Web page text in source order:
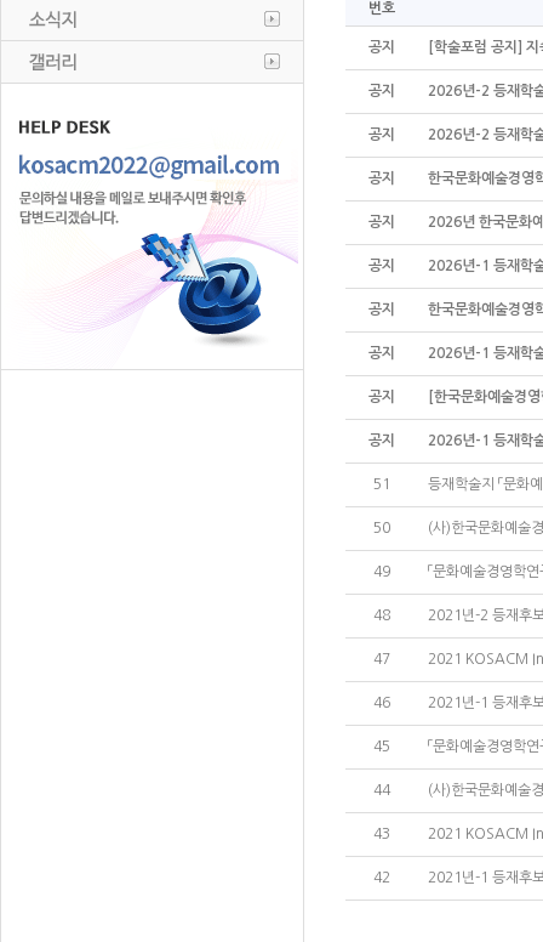
번호
공지 [학술포럼 공지]
공지 2026년-2 등재학술
공지 2026년-2 등재학술
공지 한국문화예술경영
공지 2026년 한국문화
공지 2026년-1 등재학술
공지 한국문화예술경영
공지 2026년-1 등재학술
공지 [한국문화예술경
공지 2026년-1 등재학술
51 등재학술지 「문화
50 (사)한국문화예술
49 「문화예술경영학
48 2021년-2 등재후
47 2021 KOSACM
46 2021년-1 등재후
45 「문화예술경영학
44 (사)한국문화예술
43 2021 KOSACM
42 2021년-1 등재후